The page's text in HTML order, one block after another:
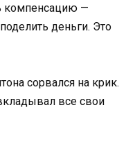
компенсацию —
деньги. Это
сорвался на крик.
все свои